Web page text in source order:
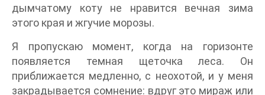
дымчатому коту не нравится вечная зима
этого края и жгучие морозы.
Я пропускаю момент, когда на горизонте
появляется темная щеточка леса. Он
приближается медленно, с неохотой, и у меня
закрадывается сомнение: вдруг это мираж или